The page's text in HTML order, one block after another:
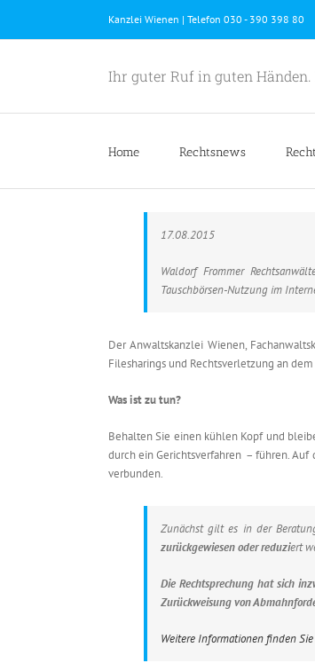
Kanzlei Wienen | Telefon 030 - 390 398 80
Ihr guter Ruf in guten
Home Rechtsnews
17.08.2015
Waldorf Frommer
Tauschbörsen-Nutzung im
Der Anwaltskanzlei Wienen,
Filesharings und Rechtsverletzung an
Was ist zu tun?
Behalten Sie einen kühlen Kopf und
durch ein Gerichtsverfahren – führen. Auf
verbunden.
Zunächst gilt es in der
zurückgewiesen oder reduziert
Die Rechtsprechung hat sich
Zurückweisung von
Weitere Informationen finden